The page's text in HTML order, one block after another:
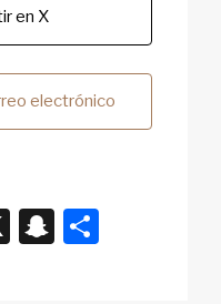
en X
electrónico
X
S